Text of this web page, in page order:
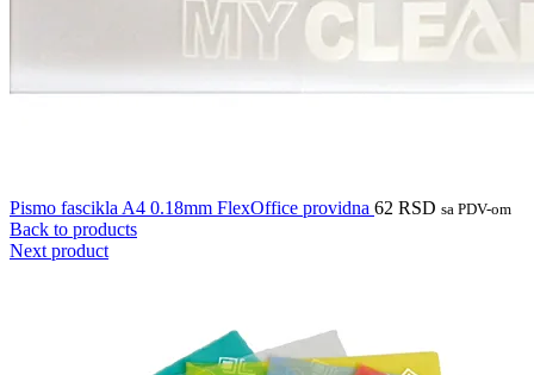
Pismo fascikla A4 0.18mm FlexOffice providna 62 RSD sa PDV-om
Back to products
Next product